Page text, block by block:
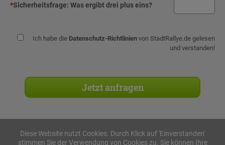
*Sicherheitsfrage: Was ergibt drei plus eins?
Ich habe die Datenschutz-Richtlinien von StadtRallye.de gelesen
und verstanden!
Diese Website nutzt Cookies. Durch Klick auf 'Einverstanden'
stimmen Sie der Verwendung von Cookies zu. Sie können Ihre